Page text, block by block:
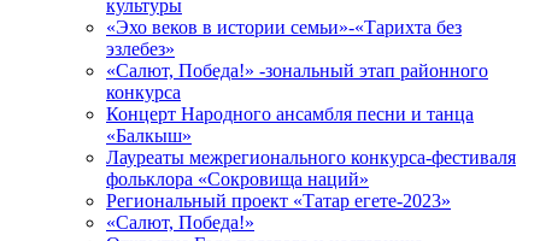
культуры
«Эхо веков в истории семьи»-«Тарихта без
эзлебез»
«Салют, Победа!» -зональный этап районного
конкурса
Концерт Народного ансамбля песни и танца
«Балкыш»
Лауреаты межрегионального конкурса-фестиваля
фольклора «Сокровища наций»
Региональный проект «Татар егете-2023»
«Салют, Победа!»